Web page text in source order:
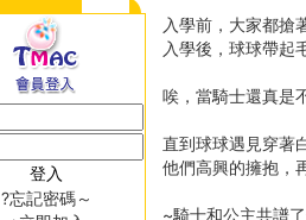
?忘記密碼～
入學前，大家都搶
入學後，球球帶
唉，當騎士還真是
直到球球遇見穿著
他們高興的擁抱，
~騎士和公主共譜